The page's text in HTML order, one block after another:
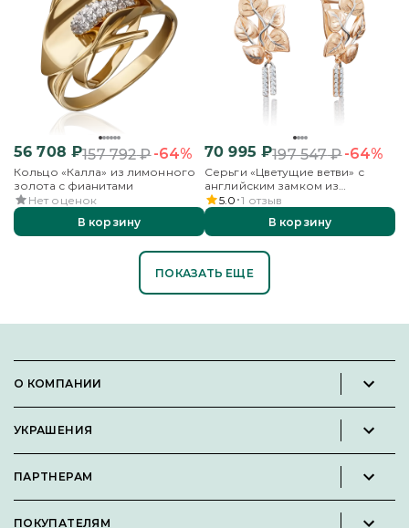
56 708 ₽157 792₽-64%
Кольцо «Калла» из лимонного
золота с фианитами
Нет оценок
В корзину
70 995 ₽197 547₽-64%
Серьги «Цветущие ветви» с
английским замком из
красного золота с фианитами
5.0 1 отзыв
В корзину
ПОКАЗАТЬ ЕЩЕ
О КОМПАНИИ
Вакансии
УКРАШЕНИЯ
Кольца
ПАРТНЕРАМ
ПОКУПАТЕЛЯМ